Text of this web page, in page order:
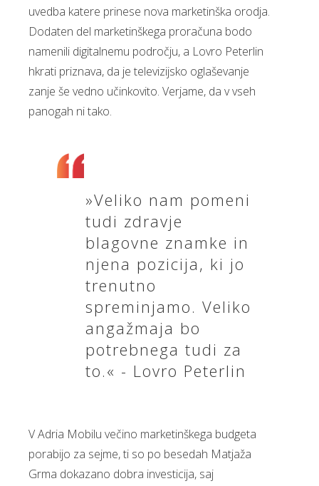
uvedba katere prinese nova marketinška orodja.
Dodaten del marketinškega proračuna bodo
namenili digitalnemu področju, a Lovro Peterlin
hkrati priznava, da je televizijsko oglaševanje
zanje še vedno učinkovito. Verjame, da v vseh
panogah ni tako.
»Veliko nam pomeni
tudi zdravje
blagovne znamke in
njena pozicija, ki jo
trenutno
spreminjamo. Veliko
angažmaja bo
potrebnega tudi za
to.« - Lovro Peterlin
V Adria Mobilu večino marketinškega budgeta
porabijo za sejme, ti so po besedah Matjaža
Grma dokazano dobra investicija, saj